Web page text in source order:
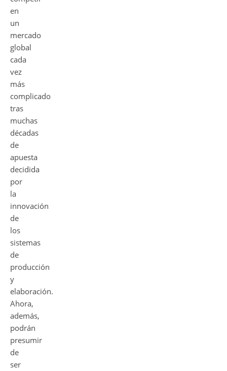
en
un
mercado
global
cada
vez
más
complicado
tras
muchas
décadas
de
apuesta
decidida
por
la
innovación
de
los
sistemas
de
producción
y
elaboración.
Ahora,
además,
podrán
presumir
de
ser